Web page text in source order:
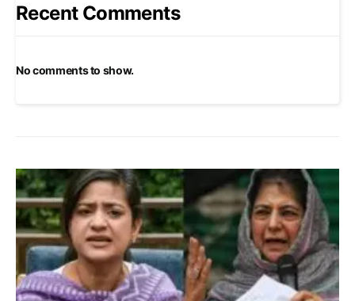
Recent Comments
No comments to show.